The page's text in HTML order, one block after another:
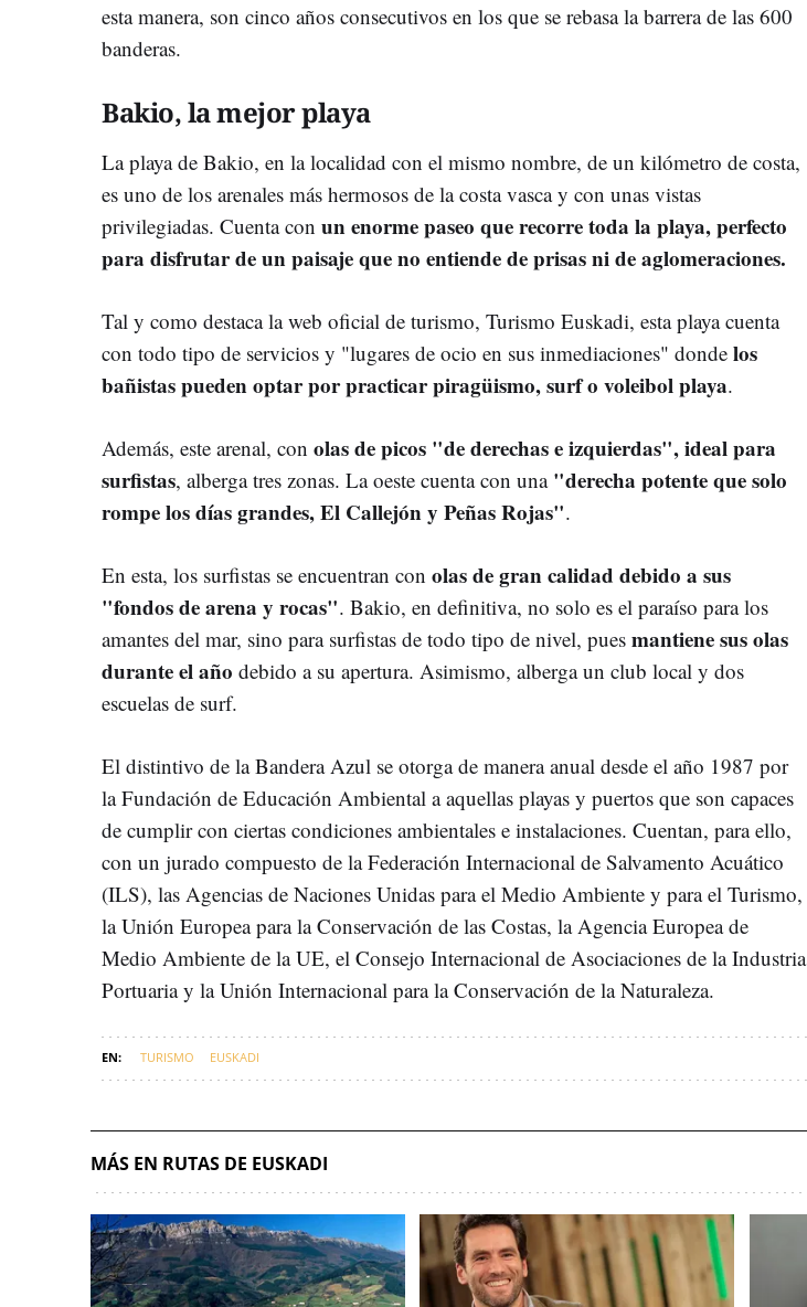
esta manera, son cinco años consecutivos en los que se rebasa la barrera de las 600
banderas.
Bakio, la mejor playa
La playa de Bakio, en la localidad con el mismo nombre, de un kilómetro de costa,
es uno de los arenales más hermosos de la costa vasca y con unas vistas
privilegiadas. Cuenta con un enorme paseo que recorre toda la playa, perfecto
para disfrutar de un paisaje que no entiende de prisas ni de aglomeraciones.
Tal y como destaca la web oficial de turismo, Turismo Euskadi, esta playa cuenta
con todo tipo de servicios y "lugares de ocio en sus inmediaciones" donde los
bañistas pueden optar por practicar piragüismo, surf o voleibol playa.
Además, este arenal, con olas de picos "de derechas e izquierdas", ideal para
surfistas, alberga tres zonas. La oeste cuenta con una"derecha potente que solo
rompe los días grandes, El Callejón y Peñas Rojas".
En esta, los surfistas se encuentran con olas de gran calidad debido a sus
"fondos de arena y rocas". Bakio, en definitiva, no solo es el paraíso para los
amantes del mar, sino para surfistas de todo tipo de nivel, pues mantiene sus olas
durante el año debido a su apertura. Asimismo, alberga un club local y dos
escuelas de surf.
El distintivo de la Bandera Azul se otorga de manera anual desde el año 1987 por
la Fundación de Educación Ambiental a aquellas playas y puertos que son capaces
de cumplir con ciertas condiciones ambientales e instalaciones. Cuentan, para ello,
con un jurado compuesto de la Federación Internacional de Salvamento Acuático
(ILS), las Agencias de Naciones Unidas para el Medio Ambiente y para el Turismo,
la Unión Europea para la Conservación de las Costas, la Agencia Europea de
Medio Ambiente de la UE, el Consejo Internacional de Asociaciones de la Industria
Portuaria y la Unión Internacional para la Conservación de la Naturaleza.
TURISMO EUSKADI
MÁS EN RUTAS DE EUSKADI